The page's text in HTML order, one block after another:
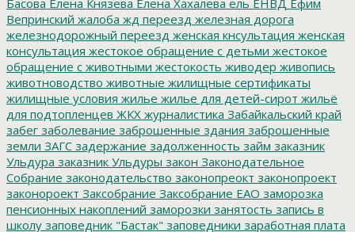
Вепринский жалоба жд переезд железная дорога
железнодорожный переезд женская кнсультация женская
консультация жестокое обращение с детьми жестокое
обращение с животными жестокость живодер живопись
животноводство животные жилищные сертификаты
жилищные условия жилье жилье для детей-сирот жильё
для подтопленцев ЖКХ журналистика Забайкальский край
забег заболевание заброшенные здания заброшенные
земли ЗАГС задержание задолженность займ заказник
Ульдура заказник Ульдуры закон Законодательное
Собрание законодательство законопреокт законопроект
законороект Заксобрание Заксобрание ЕАО заморозка
пенсионных накоплений заморозки занятость запись в
школу заповедник "Бастак" заповедники заработная плата